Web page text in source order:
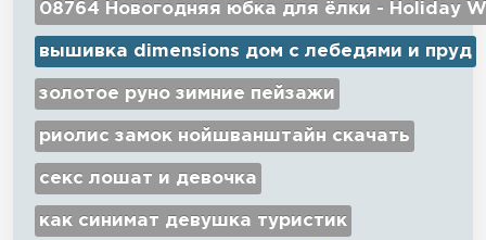
08764 Новогодняя юбка для ёлки - Holiday
вышивка dimensions дом с лебедями и пруд
золотое руно зимние пейзажи
риолис замок нойшванштайн скачать
секс лошат и девочка
как синимат девушка туристик